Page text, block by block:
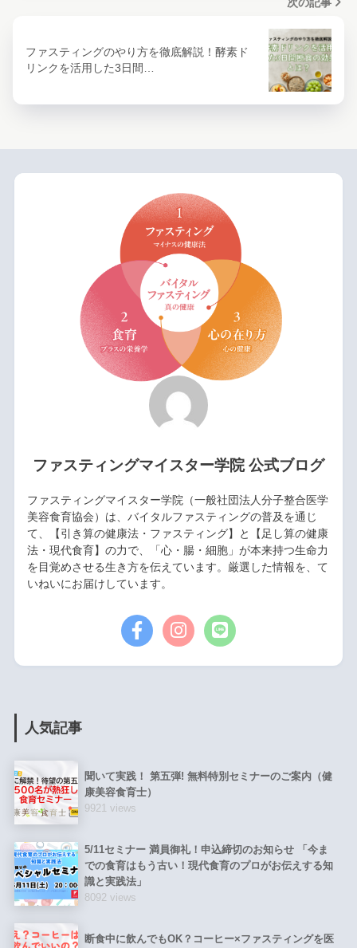
ファスティングのやり方を徹底解説！酵素ド
リンクを活用した3日間…
ファスティングマイスター学院 公式ブログ
ファスティングマイスター学院（一般社団法人分子整合医学
美容食育協会）は、バイタルファスティングの普及を通じ
て、【引き算の健康法・ファスティング】と【足し算の健康
法・現代食育】の力で、「心・腸・細胞」が本来持つ生命力
を目覚めさせる生き方を伝えています。厳選した情報を、て
いねいにお届けしています。
人気記事
聞いて実践！ 第五弾! 無料特別セミナーのご案内（健
康美容食育士）
9921 views
5/11セミナー 満員御礼！申込締切のお知らせ 「今ま
での食育はもう古い！現代食育のプロがお伝えする知
識と実践法」
8092 views
断食中に飲んでもOK？コーヒー×ファスティングを医